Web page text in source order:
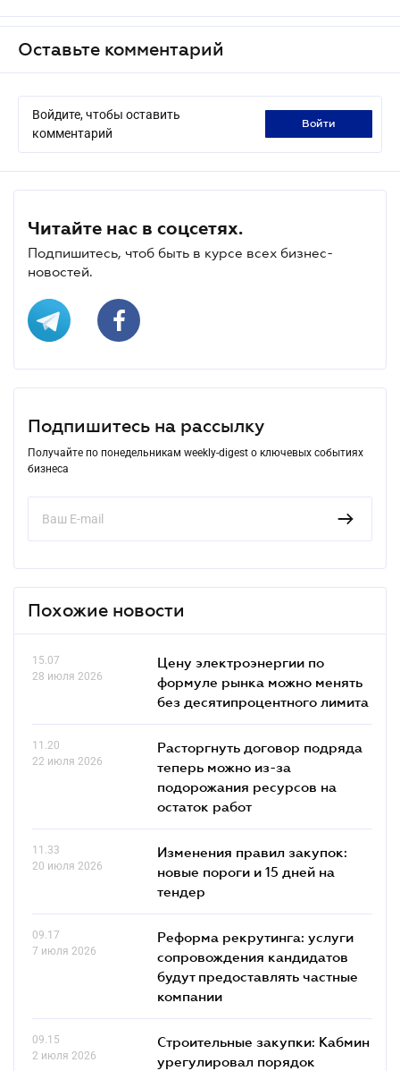
Оставьте комментарий
Войдите, чтобы оставить
комментарий
войти
Читайте нас в соцсетях.
Подпишитесь, чтоб быть в курсе всех бизнес-
новостей.
Подпишитесь на рассылку
Получайте по понедельникам weekly-digest о ключевых событиях
бизнеса
Похожие новости
15.07
28 июля 2026
Цену электроэнергии по
формуле рынка можно менять
без десятипроцентного лимита
11.20
22 июля 2026
Расторгнуть договор подряда
теперь можно из-за
подорожания ресурсов на
остаток работ
11.33
20 июля 2026
Изменения правил закупок:
новые пороги и 15 дней на
тендер
09.17
7 июля 2026
Реформа рекрутинга: услуги
сопровождения кандидатов
будут предоставлять частные
компании
09.15
2 июля 2026
Строительные закупки: Кабмин
урегулировал порядок